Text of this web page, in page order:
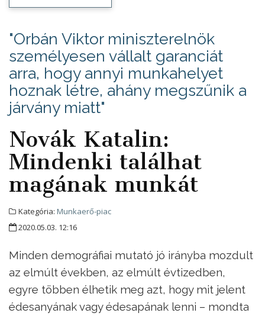
"Orbán Viktor miniszterelnök
személyesen vállalt garanciát
arra, hogy annyi munkahelyet
hoznak létre, ahány megszűnik a
járvány miatt"
Novák Katalin:
Mindenki találhat
magának munkát
Kategória: Munkaerő-piac
2020.05.03. 12:16
Minden demográfiai mutató jó irányba mozdult
az elmúlt években, az elmúlt évtizedben,
egyre többen élhetik meg azt, hogy mit jelent
édesanyának vagy édesapának lenni – mondta